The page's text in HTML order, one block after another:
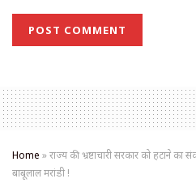
Home »राज्य की भ्रष्टाचारी सरकार को हटाने
बाबूलाल मरांडी !